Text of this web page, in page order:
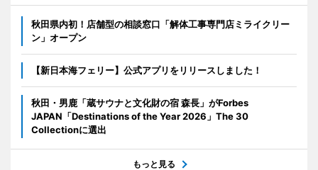
秋田県内初！店舗型の相談窓口「解体工事専門店ミライクリー
ン」オープン
【新日本海フェリー】公式アプリをリリースしました！
秋田・男鹿「蔵サウナと文化財の宿 森長」がForbes
JAPAN「Destinations of the Year 2026」The 30
Collectionに選出
もっと見る